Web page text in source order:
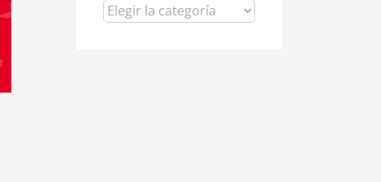
Categorías